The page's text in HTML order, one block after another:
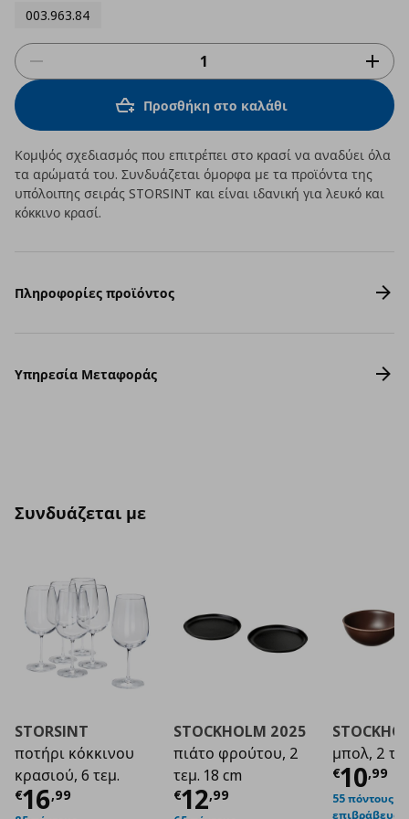
003.963.84
Προσθήκη στο καλάθι
Κομψός σχεδιασμός που επιτρέπει στο κρασί να αναδύει όλα
τα αρώματά του. Συνδυάζεται όμορφα με τα προϊόντα της
υπόλοιπης σειράς STORSINT και είναι ιδανική για λευκό και
κόκκινο κρασί.
Πληροφορίες προϊόντος
Υπηρεσία Μεταφοράς
Συνδυάζεται με
STORSINT
ποτήρι κόκκινου
κρασιού, 6 τεμ.
€16,99
Τρέχουσα τιμή€ 16,99
STOCKHOLM 2025
πιάτο φρούτου, 2
τεμ. 18 cm
€12,99
Τρέχουσα τιμή€
μπολ, 2
€10,99
55 πόντους